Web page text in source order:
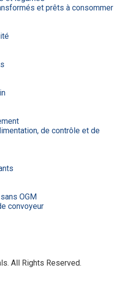
et prêts à consommer
de contrôle et de
OGM
convoyeur
All Rights Reserved.